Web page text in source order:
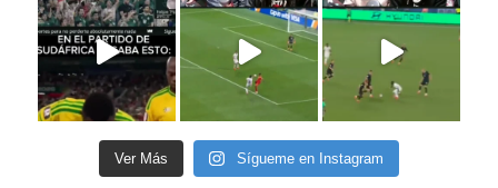
Ver Más Sígueme en Instagram